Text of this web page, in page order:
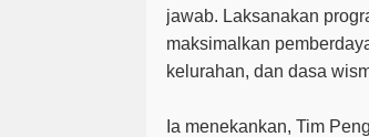
jawab. Laksanakan
maksimalkan
kelurahan, dan dasa
Ia menekankan, Tim